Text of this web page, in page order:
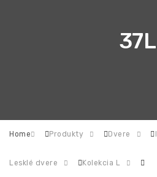
37L
Home Produkty Dvere
Lesklé dvere Kolekcia L